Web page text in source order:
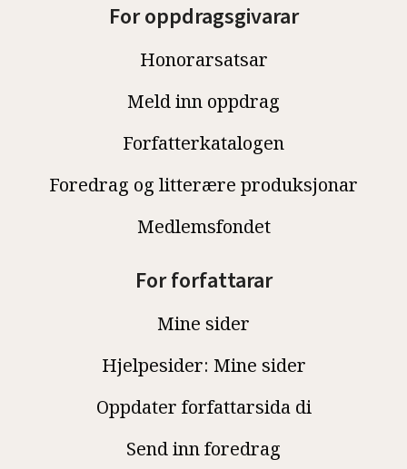
For oppdragsgivarar
Honorarsatsar
Meld inn oppdrag
Forfatterkatalogen
Foredrag og litterære produksjonar
Medlemsfondet
For forfattarar
Mine sider
Hjelpesider: Mine sider
Oppdater forfattarsida di
Send inn foredrag